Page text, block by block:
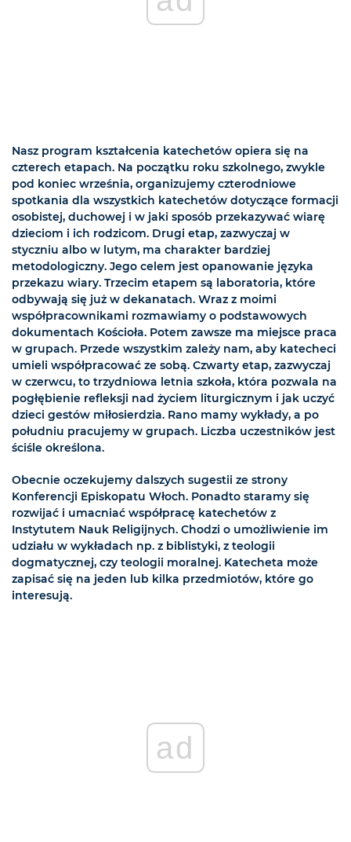
Nasz program kształcenia katechetów opiera się na
czterech etapach. Na początku roku szkolnego, zwykle
pod koniec września, organizujemy czterodniowe
spotkania dla wszystkich katechetów dotyczące formacji
osobistej, duchowej i w jaki sposób przekazywać wiarę
dzieciom i ich rodzicom. Drugi etap, zazwyczaj w
styczniu albo w lutym, ma charakter bardziej
metodologiczny. Jego celem jest opanowanie języka
przekazu wiary. Trzecim etapem są laboratoria, które
odbywają się już w dekanatach. Wraz z moimi
współpracownikami rozmawiamy o podstawowych
dokumentach Kościoła. Potem zawsze ma miejsce praca
w grupach. Przede wszystkim zależy nam, aby katecheci
umieli współpracować ze sobą. Czwarty etap, zazwyczaj
w czerwcu, to trzydniowa letnia szkoła, która pozwala na
pogłębienie refleksji nad życiem liturgicznym i jak uczyć
dzieci gestów miłosierdzia. Rano mamy wykłady, a po
południu pracujemy w grupach. Liczba uczestników jest
ściśle określona.
Obecnie oczekujemy dalszych sugestii ze strony
Konferencji Episkopatu Włoch. Ponadto staramy się
rozwijać i umacniać współpracę katechetów z
Instytutem Nauk Religijnych. Chodzi o umożliwienie im
udziału w wykładach np. z biblistyki, z teologii
dogmatycznej, czy teologii moralnej. Katecheta może
zapisać się na jeden lub kilka przedmiotów, które go
interesują.
ad